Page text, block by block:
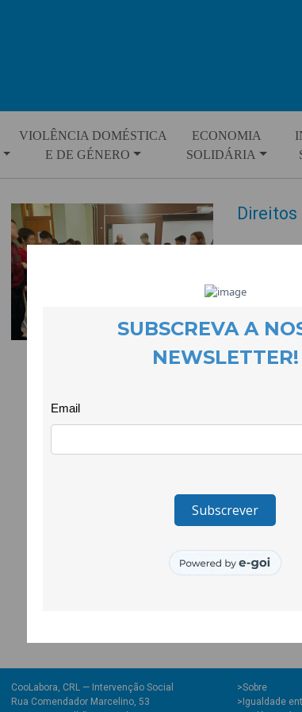
VIOLÊNCIA DOMÉSTICA
E DE GÉNERO
ECONOMIA
SOLIDÁRIA
Direitos
O projecto
sobre
os Direitos
Este
A iniciativa,
estimular
O projecto
Juventude
CooLabora, CRL — Intervenção Social
Rua Comendador Marcelino, 53
>Sobre
>Igualdade